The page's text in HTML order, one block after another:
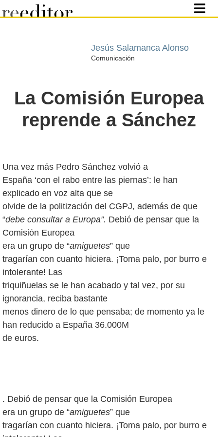
Jesús Salamanca Alonso
Comunicación
La Comisión Europea
reprende a Sánchez
Una vez más Pedro Sánchez volvió a
España ‘con el rabo entre las piernas’: le han
explicado en voz alta que se
olvide de la politización del CGPJ, además de que
“debe consultar a Europa”. Debió de pensar que la
Comisión Europea
era un grupo de “amiguetes” que
tragarían con cuanto hiciera. ¡Toma palo, por burro e
intolerante! Las
triquiñuelas se le han acabado y tal vez, por su
ignorancia, reciba bastante
menos dinero de lo que pensaba; de momento ya le
han reducido a España 36.000M
de euros.
. Debió de pensar que la Comisión Europea
era un grupo de “amiguetes” que
tragarían con cuanto hiciera. ¡Toma palo, por burro e